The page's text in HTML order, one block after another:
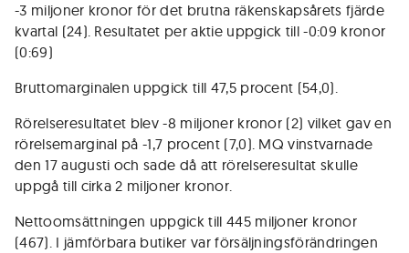
-3 miljoner kronor för det brutna räkenskapsårets fjärde
kvartal (24). Resultatet per aktie uppgick till -0:09 kronor
(0:69)
Bruttomarginalen uppgick till 47,5 procent (54,0).
Rörelseresultatet blev -8 miljoner kronor (2) vilket gav en
rörelsemarginal på -1,7 procent (7,0). MQ vinstvarnade
den 17 augusti och sade då att rörelseresultat skulle
uppgå till cirka 2 miljoner kronor.
Nettoomsättningen uppgick till 445 miljoner kronor
(467). I jämförbara butiker var försäljningsförändringen